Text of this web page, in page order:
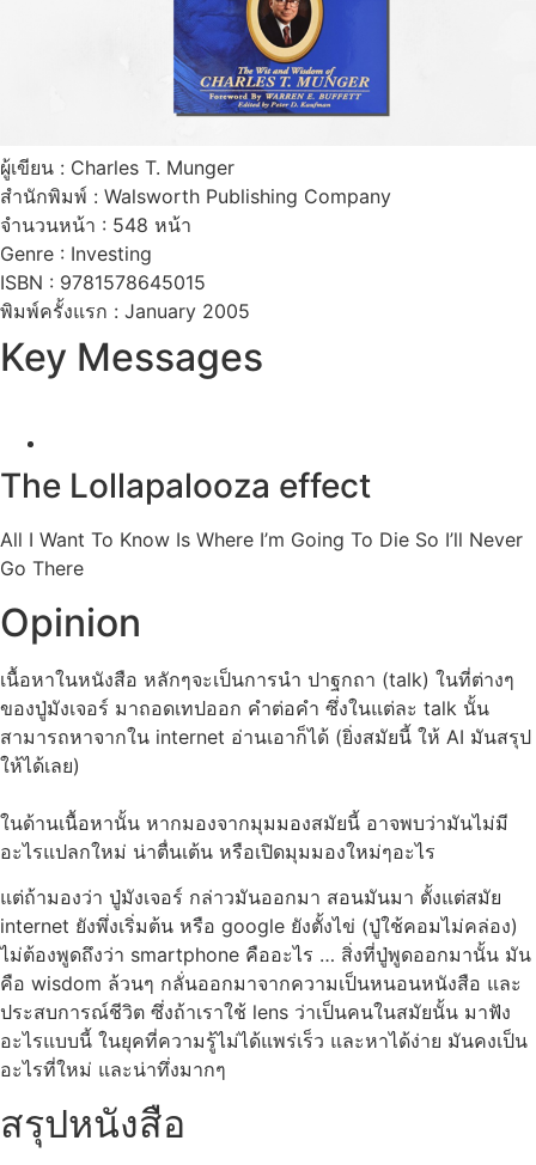
ผู้เขียน : Charles T. Munger
สำนักพิมพ์ : Walsworth Publishing Company
จำนวนหน้า : 548 หน้า
Genre : Investing
ISBN : 9781578645015
พิมพ์ครั้งแรก : January 2005
Key Messages
The Lollapalooza effect
All I Want To Know Is Where I’m Going To Die So I’ll Never
Go There
Opinion
เนื้อหาในหนังสือ หลักๆจะเป็นการนำ ปาฐกถา (talk) ในที่ต่างๆ
ของปู่มังเจอร์ มาถอดเทปออก คำต่อคำ ซึ่งในแต่ละ talk นั้น
สามารถหาจากใน internet อ่านเอาก็ได้ (ยิ่งสมัยนี้ ให้ AI มันสรุป
ให้ได้เลย)
ในด้านเนื้อหานั้น หากมองจากมุมมองสมัยนี้ อาจพบว่ามันไม่มี
อะไรแปลกใหม่ น่าตื่นเต้น หรือเปิดมุมมองใหม่ๆอะไร
แต่ถ้ามองว่า ปู่มังเจอร์ กล่าวมันออกมา สอนมันมา ตั้งแต่สมัย
internet ยังพึ่งเริ่มต้น หรือ google ยังตั้งไข่ (ปู่ใช้คอมไม่คล่อง)
ไม่ต้องพูดถึงว่า smartphone คืออะไร … สิ่งที่ปู่พูดออกมานั้น มัน
คือ wisdom ล้วนๆ กลั่นออกมาจากความเป็นหนอนหนังสือ และ
ประสบการณ์ชีวิต ซึ่งถ้าเราใช้ lens ว่าเป็นคนในสมัยนั้น มาฟัง
อะไรแบบนี้ ในยุคที่ความรู้ไม่ได้แพร่เร็ว และหาได้ง่าย มันคงเป็น
อะไรที่ใหม่ และน่าทึ่งมากๆ
สรุปหนังสือ